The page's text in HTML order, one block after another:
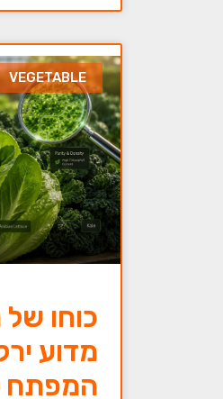
VEGETABLE
כוחו
מדוע
המפתח